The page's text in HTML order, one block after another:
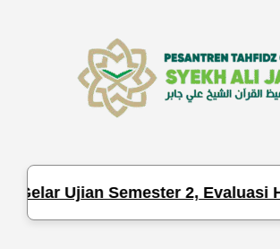
Ujian Semester 2, Evaluasi